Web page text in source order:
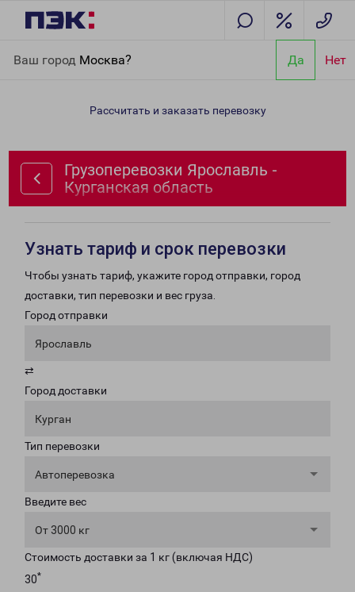
Ваш город Москва? Да Нет
Курганская область
Рассчитать и заказать перевозку
Грузоперевозки Ярославль -
Курганская область
Узнать тариф и срок перевозки
Чтобы узнать тариф, укажите город отправки, город
доставки, тип перевозки и вес груза.
Город отправки
Ярославль
⇄
Город доставки
Курган
Тип перевозки
Автоперевозка
Введите вес
От 3000 кг
Стоимость доставки за 1 кг (включая НДС)
30*